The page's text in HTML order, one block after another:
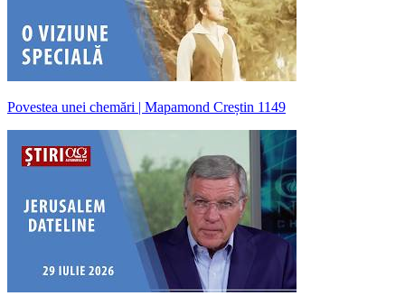
Povestea unei chemări | Mapamond Creștin 1149